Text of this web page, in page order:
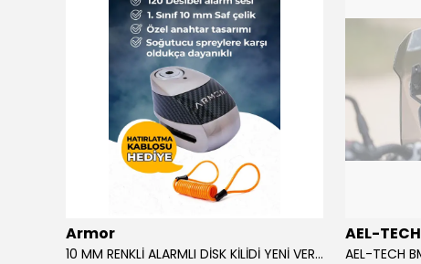
Armor
10 MM RENKLİ ALARMLI DİSK KİLİDİ YENİ VERSİYON
AEL-TECH